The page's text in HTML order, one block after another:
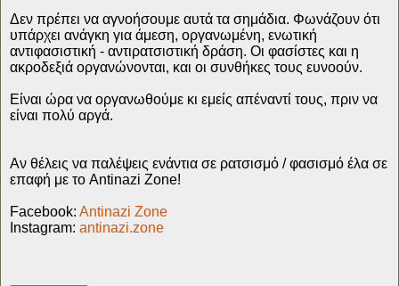
Δεν πρέπει να αγνοήσουμε αυτά τα σημάδια. Φωνάζουν ότι
υπάρχει ανάγκη για άμεση, οργανωμένη, ενωτική
αντιφασιστική - αντιρατσιστική δράση. Οι φασίστες και η
ακροδεξιά οργανώνονται, και οι συνθήκες τους ευνοούν.
Είναι ώρα να οργανωθούμε κι εμείς απέναντί τους, πριν να
είναι πολύ αργά.
Αν θέλεις να παλέψεις ενάντια σε ρατσισμό / φασισμό έλα σε
επαφή με το Antinazi Zone!
Facebook: Antinazi Zone
Instagram: antinazi.zone